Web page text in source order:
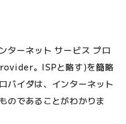
ターネット サービス プロ
。ISPと略す)を簡略
バイダは、インターネット
のであることがわかりま